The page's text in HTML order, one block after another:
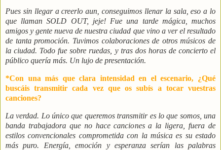
Pues sin llegar a creerlo aun, conseguimos llenar la sala, eso a lo
que llaman SOLD OUT, jeje! Fue una tarde mágica, muchos
amigos y gente nueva de nuestra ciudad que vino a ver el resultado
de tanta promoción. Tuvimos colaboraciones de otros músicos de
la ciudad. Todo fue sobre ruedas, y tras dos horas de concierto el
público quería más. Un lujo de presentación.
*Con una más que clara intensidad en el escenario, ¿Qué
buscáis transmitir cada vez que os subís a tocar vuestras
canciones?
La verdad. Lo único que queremos transmitir es lo que somos, una
banda trabajadora que no hace canciones a la ligera, fuera de
estilos convencionales comprometida con la música es su estado
más puro. Energía, emoción y esperanza serían las palabras